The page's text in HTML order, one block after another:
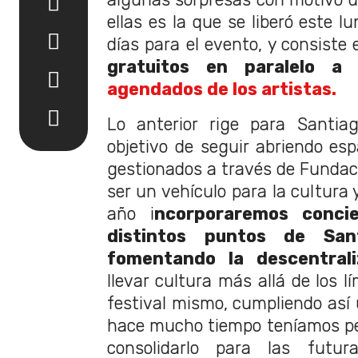
ellas es la que se liberó este
días para el evento, y consiste
gratuitos en paralelo
agendados de los artistas.
Lo anterior rige para
objetivo de seguir abriendo
gestionados a través de
ser un vehículo para la cultura
año incorporaremos
distintos puntos de
fomentando la
llevar cultura más allá de los
festival mismo, cumpliendo así
hace mucho tiempo teníamos
consolidarlo para las